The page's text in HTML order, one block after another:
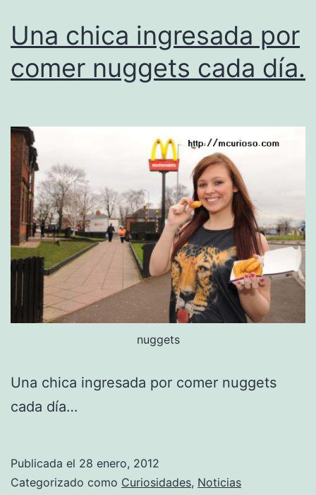
Una chica ingresada por
comer nuggets cada día.
nuggets
Una chica ingresada por comer nuggets
cada día…
Publicada el 28 enero, 2012
Categorizado como Curiosidades, Noticias